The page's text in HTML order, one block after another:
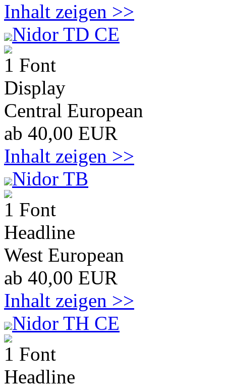
Inhalt zeigen >>
Nidor TD CE
1 Font
Display
Central European
ab 40,00 EUR
Inhalt zeigen >>
Nidor TB
1 Font
Headline
West European
ab 40,00 EUR
Inhalt zeigen >>
Nidor TH CE
1 Font
Headline